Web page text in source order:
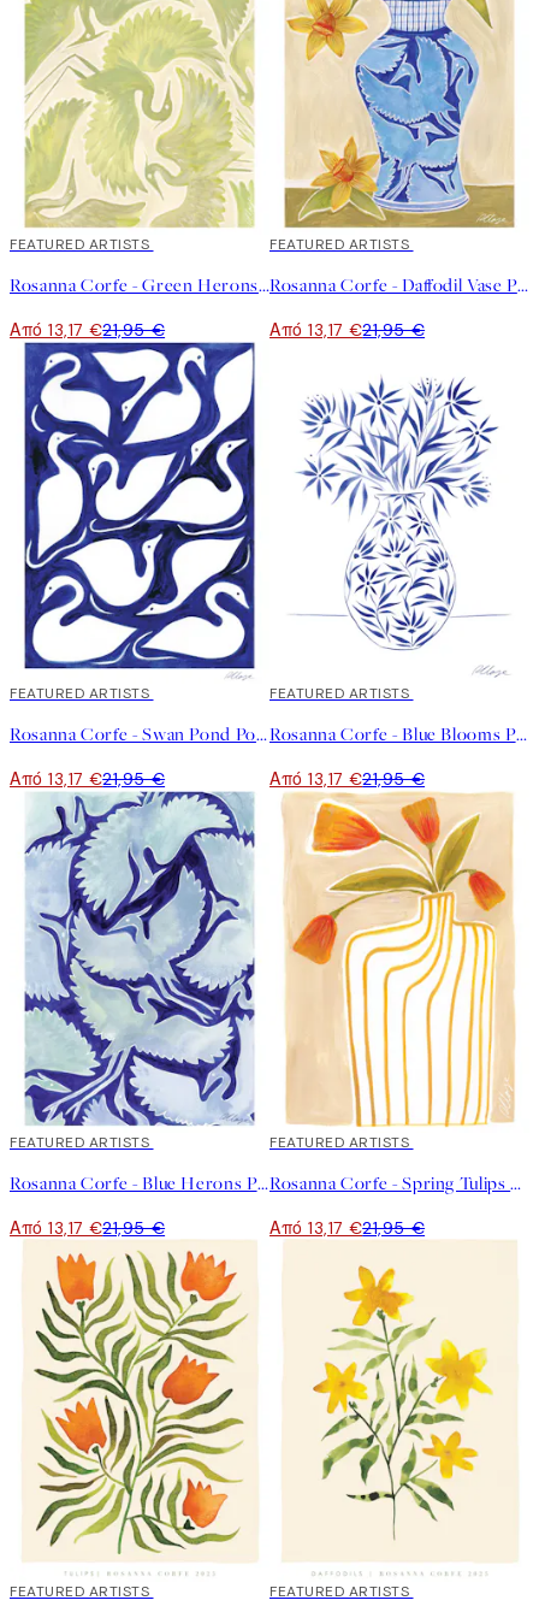
40%*
FEATURED ARTISTS
Rosanna Corfe - Green Herons Poster
Από 13,17 €21,95 €
40%*
FEATURED ARTISTS
Rosanna Corfe - Daffodil Vase Poster
Από 13,17 €21,95 €
40%*
FEATURED ARTISTS
Rosanna Corfe - Swan Pond Poster
Από 13,17 €21,95 €
40%*
FEATURED ARTISTS
Rosanna Corfe - Blue Blooms Poster
Από 13,17 €21,95 €
40%*
FEATURED ARTISTS
Rosanna Corfe - Blue Herons Poster
Από 13,17 €21,95 €
40%*
FEATURED ARTISTS
Rosanna Corfe - Spring Tulips Poster
Από 13,17 €21,95 €
40%*
FEATURED ARTISTS 40%*
FEATURED ARTISTS